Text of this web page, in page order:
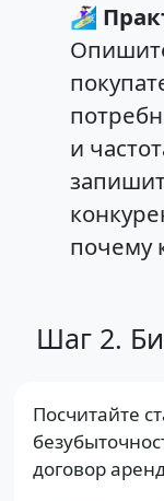
🏄🏻‍♀️
и
почему
Шаг 2.
Посчитайте
договор